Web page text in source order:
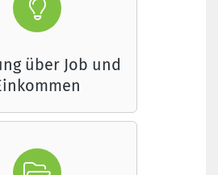
über Job und